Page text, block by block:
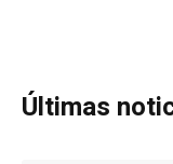
Últimas